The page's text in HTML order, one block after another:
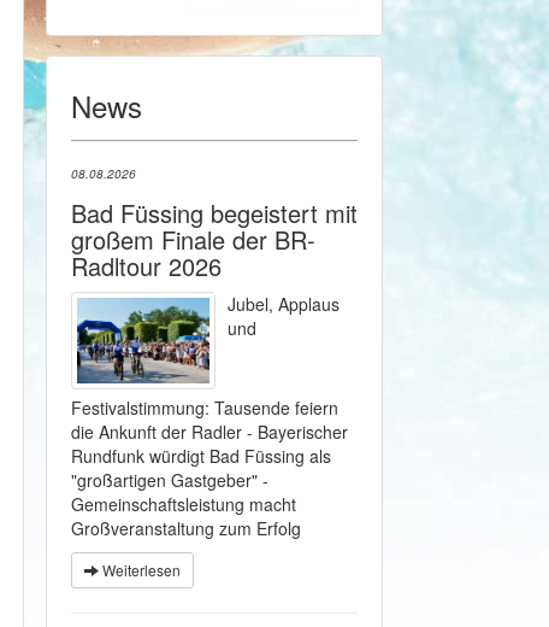
News
08.08.2026
Bad Füssing begeistert mit
großem Finale der BR-
Radltour 2026
Jubel, Applaus
und
Festivalstimmung: Tausende feiern
die Ankunft der Radler - Bayerischer
Rundfunk würdigt Bad Füssing als
"großartigen Gastgeber" -
Gemeinschaftsleistung macht
Großveranstaltung zum Erfolg
Weiterlesen